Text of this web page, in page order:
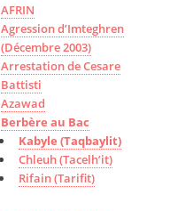
AFRIN
Agression d’Imteghren
(Décembre 2003)
Arrestation de Cesare
Battisti
Azawad
Berbère au Bac
Kabyle (Taqbaylit)
Chleuh (Tacelh’it)
Rifain (Tarifit)